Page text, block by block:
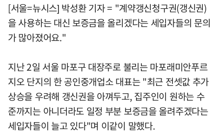
[서울=뉴시스] 박성환 기자 = "계약갱신청구권(갱신권)
을 사용하는 대신 보증금을 올리겠다는 세입자들의 문의
가 많아졌어요."
지난 2일 서울 마포구 대장주로 불리는 마포래미안푸르
지오 단지의 한 공인중개업소 대표는 "최근 전셋값 추가
상승을 우려해 갱신권을 아껴두고, 집주인이 원하는 수
준까지는 아니더라도 일정 부분 보증금을 올려주겠다는
세입자들이 늘고 있다"며 이같이 말했다.